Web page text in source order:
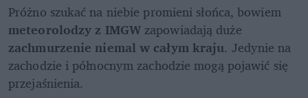
Próżno szukać na niebie promieni słońca, bowiem
meteorolodzy z IMGW
zachmurzenie niemal w całym kraju. Jedynie na
zachodzie i północnym zachodzie mogą pojawić się
przejaśnienia.